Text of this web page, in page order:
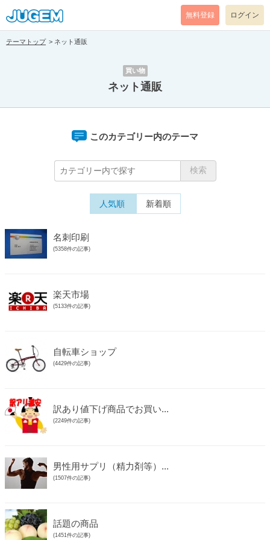
無料登録 ログイン
テーマトップ ネット通販
買い物
ネット通販
このカテゴリー内のテーマ
人気順 新着順
名刺印刷
(5358件の記事)
楽天市場
(5133件の記事)
自転車ショップ
(4429件の記事)
訳あり値下げ商品でお買い...
(2249件の記事)
男性用サプリ（精力剤等）...
(1507件の記事)
話題の商品
(1451件の記事)